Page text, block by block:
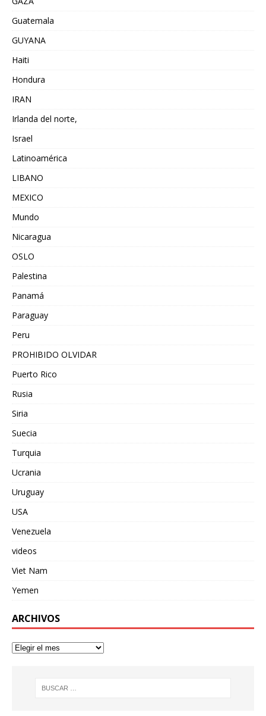
Guatemala
GUYANA
Haiti
Hondura
IRAN
Irlanda del norte,
Israel
Latinoamérica
LIBANO
MEXICO
Mundo
Nicaragua
OSLO
Palestina
Panamá
Paraguay
Peru
PROHIBIDO OLVIDAR
Puerto Rico
Rusia
Siria
Suecia
Turquia
Ucrania
Uruguay
USA
Venezuela
videos
Viet Nam
Yemen
ARCHIVOS